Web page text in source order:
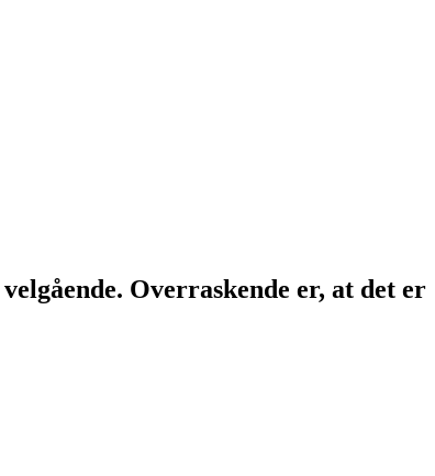
Overraskende er, at det er